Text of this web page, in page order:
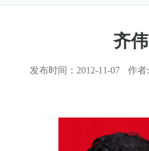
齐伟
发布时间： 2012-11-07 作者: